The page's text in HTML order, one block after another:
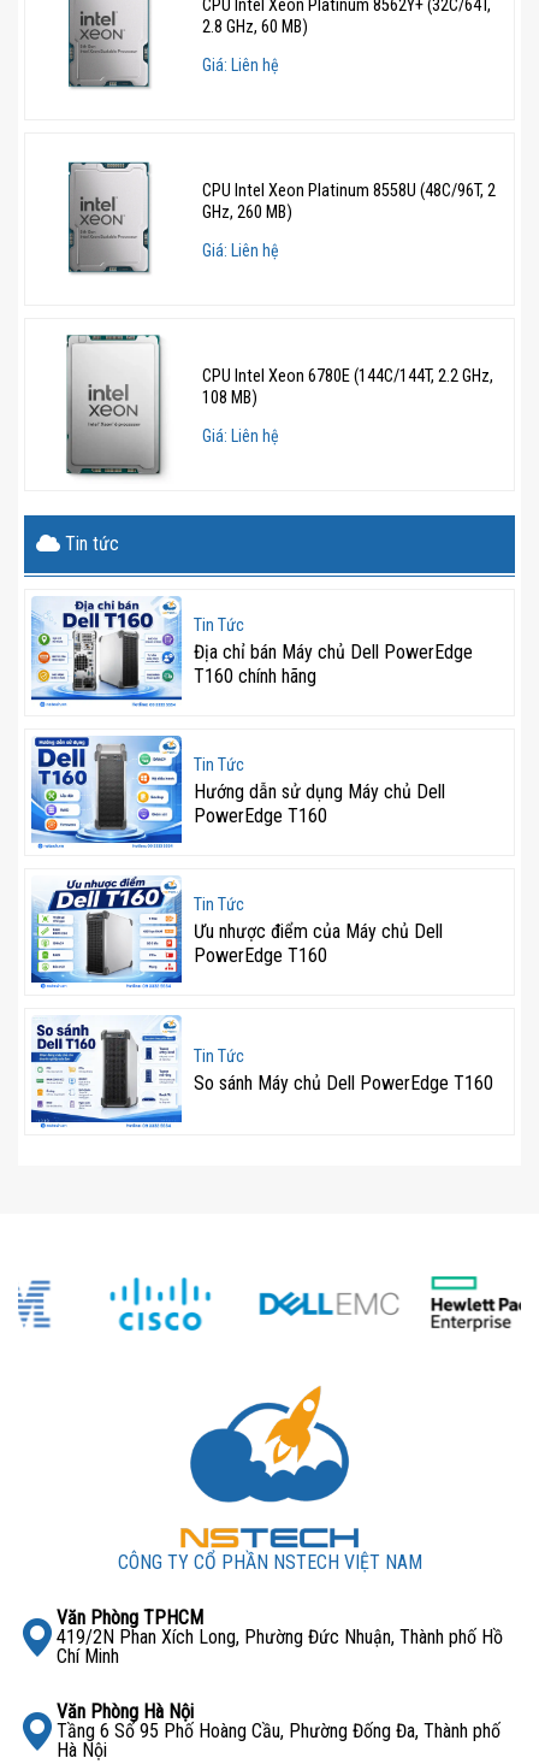
CPU Intel Xeon Platinum 8562Y+ (32C/64T,
2.8 GHz, 60 MB)
Giá: Liên hệ
CPU Intel Xeon Platinum 8558U (48C/96T, 2
GHz, 260 MB)
Giá: Liên hệ
CPU Intel Xeon 6780E (144C/144T, 2.2 GHz,
108 MB)
Giá: Liên hệ
Tin tức
Tin Tức
Địa chỉ bán Máy chủ Dell PowerEdge
T160 chính hãng
Tin Tức
Hướng dẫn sử dụng Máy chủ Dell
PowerEdge T160
Tin Tức
Ưu nhược điểm của Máy chủ Dell
PowerEdge T160
Tin Tức
So sánh Máy chủ Dell PowerEdge T160
CÔNG TY CỔ PHẦN NSTECH VIỆT NAM
Văn Phòng TPHCM
419/2N Phan Xích Long, Phường Đức Nhuận, Thành phố Hồ
Chí Minh
Văn Phòng Hà Nội
Tầng 6 Số 95 Phố Hoàng Cầu, Phường Đống Đa, Thành phố
Hà Nội